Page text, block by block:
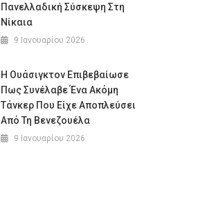
Πανελλαδική Σύσκεψη Στη
Νίκαια
9 Ιανουαρίου 2026
Η Ουάσιγκτον Επιβεβαίωσε
Πως Συνέλαβε Ένα Ακόμη
Τάνκερ Που Είχε Αποπλεύσει
Από Τη Βενεζουέλα
9 Ιανουαρίου 2026